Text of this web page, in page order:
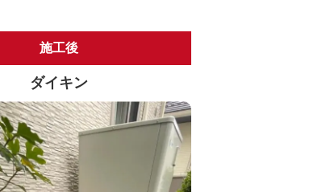
施工後
ダイキン